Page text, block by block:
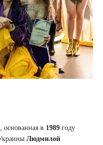
основанная в 1989 году
Людмилой